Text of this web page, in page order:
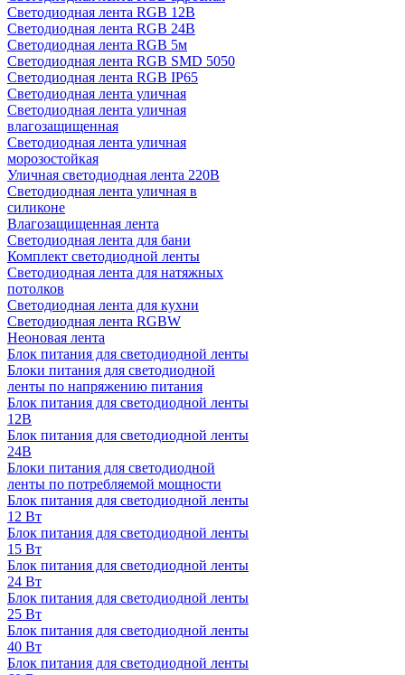
Светодиодная лента RGB 12В
Светодиодная лента RGB 24В
Светодиодная лента RGB 5м
Светодиодная лента RGB SMD 5050
Светодиодная лента RGB IP65
Светодиодная лента уличная
Светодиодная лента уличная
влагозащищенная
Светодиодная лента уличная
морозостойкая
Уличная светодиодная лента 220В
Светодиодная лента уличная в
силиконе
Влагозащищенная лента
Светодиодная лента для бани
Комплект светодиодной ленты
Светодиодная лента для натяжных
потолков
Светодиодная лента для кухни
Светодиодная лента RGBW
Неоновая лента
Блок питания для светодиодной ленты
Блоки питания для светодиодной
ленты по напряжению питания
Блок питания для светодиодной ленты
12В
Блок питания для светодиодной ленты
24В
Блоки питания для светодиодной
ленты по потребляемой мощности
Блок питания для светодиодной ленты
12 Вт
Блок питания для светодиодной ленты
15 Вт
Блок питания для светодиодной ленты
24 Вт
Блок питания для светодиодной ленты
25 Вт
Блок питания для светодиодной ленты
40 Вт
Блок питания для светодиодной ленты